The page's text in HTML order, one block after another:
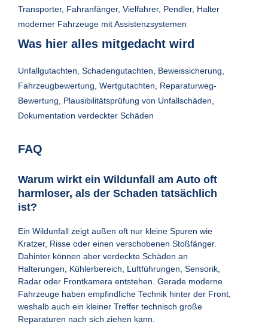
Transporter, Fahranfänger, Vielfahrer, Pendler, Halter
moderner Fahrzeuge mit Assistenzsystemen
Was hier alles mitgedacht wird
Unfallgutachten, Schadengutachten, Beweissicherung,
Fahrzeugbewertung, Wertgutachten, Reparaturweg-
Bewertung, Plausibilitätsprüfung von Unfallschäden,
Dokumentation verdeckter Schäden
FAQ
Warum wirkt ein Wildunfall am Auto oft
harmloser, als der Schaden tatsächlich
ist?
Ein Wildunfall zeigt außen oft nur kleine Spuren wie
Kratzer, Risse oder einen verschobenen Stoßfänger.
Dahinter können aber verdeckte Schäden an
Halterungen, Kühlerbereich, Luftführungen, Sensorik,
Radar oder Frontkamera entstehen. Gerade moderne
Fahrzeuge haben empfindliche Technik hinter der Front,
weshalb auch ein kleiner Treffer technisch große
Reparaturen nach sich ziehen kann.